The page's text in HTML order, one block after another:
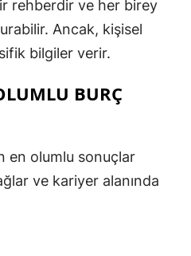
rehberdir ve her birey
Ancak, kişisel
bilgiler verir.
BURÇ
en olumlu sonuçlar
ve kariyer alanında